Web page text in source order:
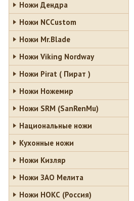
Ножи Дендра
Ножи NCCustom
Ножи Mr.Blade
Ножи Viking Nordway
Ножи Pirat ( Пират )
Ножи Ножемир
Ножи SRM (SanRenMu)
Национальные ножи
Кухонные ножи
Ножи Кизляр
Ножи ЗАО Мелита
Ножи НОКС (Россия)